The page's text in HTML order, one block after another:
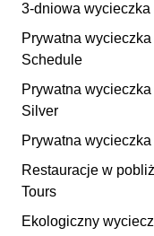
3-dniowa
Prywatna
Schedule
Prywatna
Silver
Prywatna
Restauracje w
Tours
Ekologiczny